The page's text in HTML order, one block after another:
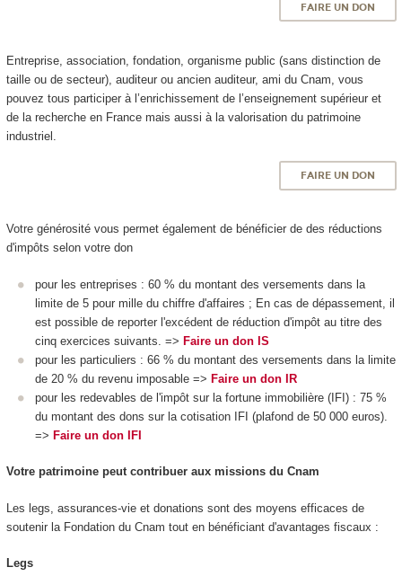
FAIRE UN DON
Entreprise, association, fondation, organisme public (sans distinction de
taille ou de secteur), auditeur ou ancien auditeur, ami du Cnam, vous
pouvez tous participer à l’enrichissement de l’enseignement supérieur et
de la recherche en France mais aussi à la valorisation du patrimoine
industriel.
FAIRE UN DON
Votre générosité vous permet également de bénéficier de des réductions
d'impôts selon votre don
pour les entreprises : 60 % du montant des versements dans la
limite de 5 pour mille du chiffre d'affaires ; En cas de dépassement, il
est possible de reporter l'excédent de réduction d'impôt au titre des
cinq exercices suivants. => Faire un don IS
pour les particuliers : 66 % du montant des versements dans la limite
de 20 % du revenu imposable => Faire un don IR
pour les redevables de l'impôt sur la fortune immobilière (IFI) : 75 %
du montant des dons sur la cotisation IFI (plafond de 50 000 euros).
=> Faire un don IFI
Votre patrimoine peut contribuer aux missions du Cnam
Les legs, assurances-vie et donations sont des moyens efficaces de
soutenir la Fondation du Cnam tout en bénéficiant d'avantages fiscaux :
Legs